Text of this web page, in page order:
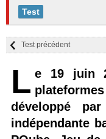
Test
Test précédent
L e 19 juin
développé
indépendante